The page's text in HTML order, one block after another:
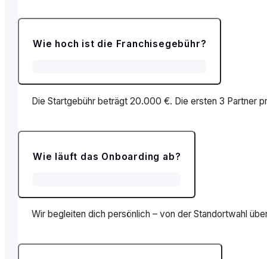
Wie hoch ist die Franchisegebühr?
Die Startgebühr beträgt 20.000 €. Die ersten 3 Partner
Wie läuft das Onboarding ab?
Wir begleiten dich persönlich – von der Standortwahl